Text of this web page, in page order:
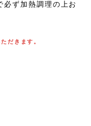
必ず加熱調理の上お
だきます。